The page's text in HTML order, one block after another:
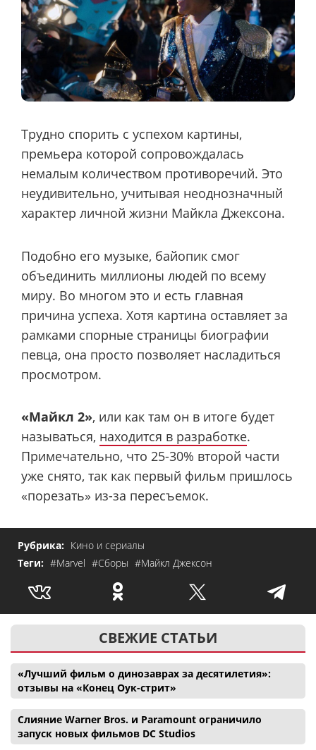
Трудно спорить с успехом картины,
премьера которой сопровождалась
немалым количеством противоречий. Это
неудивительно, учитывая неоднозначный
характер личной жизни Майкла Джексона.
Подобно его музыке, байопик смог
объединить миллионы людей по всему
миру. Во многом это и есть главная
причина успеха. Хотя картина оставляет за
рамками спорные страницы биографии
певца, она просто позволяет насладиться
просмотром.
«Майкл 2», или как там он в итоге будет
называться, находится в разработке.
Примечательно, что 25-30% второй части
уже снято, так как первый фильм пришлось
«порезать» из-за пересъемок.
Рубрика: Кино и сериалы
Теги: #Marvel #Сборы #Майкл Джексон
СВЕЖИЕ СТАТЬИ
«Лучший фильм о динозаврах за десятилетия»:
отзывы на «Конец Оук-стрит»
Слияние Warner Bros. и Paramount ограничило
запуск новых фильмов DC Studios